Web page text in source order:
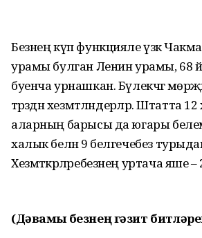
Безнең күп функцияле үзәк
урамы булган Ленин урамы, 68
буенча урнашкан. Бүлекчәгә
тәрәзәдән хезмәтләндерәләр. Штатта 12
аларның барысы да югары
халык белән 9 белгечебез
Хезмәткәрләребезнең уртача яше
(Дәвамы безнең гәзит